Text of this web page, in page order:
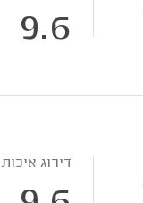
9.6
דירוג איכות